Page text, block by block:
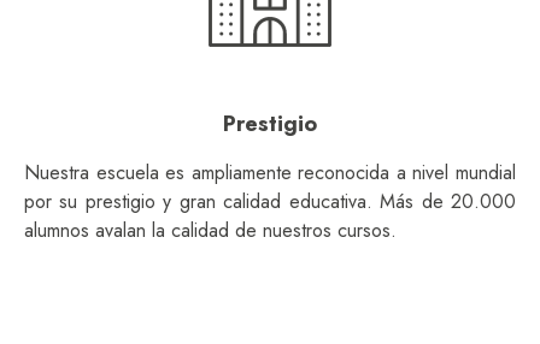
Prestigio
Nuestra escuela es ampliamente reconocida a nivel mundial
por su prestigio y gran calidad educativa. Más de 20.000
alumnos avalan la calidad de nuestros cursos.